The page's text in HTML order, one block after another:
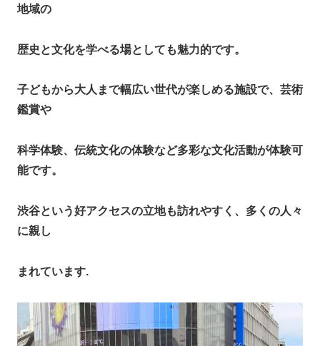
地域の
歴史と文化を学べる場としても魅力的です。
子どもから大人まで幅広い世代が楽しめる施設で、芸術
鑑賞や
科学体験、伝統文化の体験など多彩な文化活動が体験可
能です。
渋谷という好アクセスの立地も訪れやすく、多くの人々
に親し
まれています.